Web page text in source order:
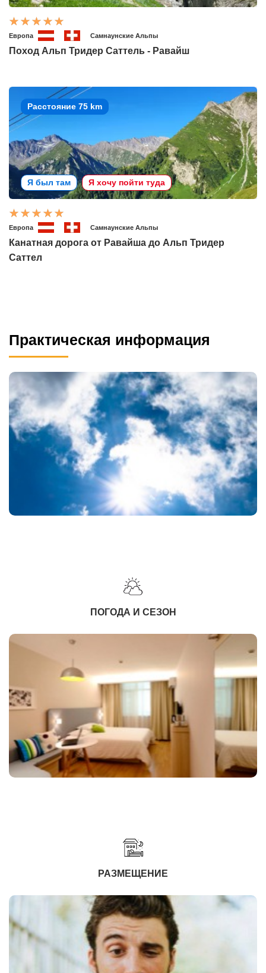
Европа Самнаунские Альпы
Поход Альп Тридер Саттель - Равайш
Расстояние 75 km
Я был там Я хочу пойти туда
Европа Самнаунские Альпы
Канатная дорога от Равайша до Альп Тридер
Саттел
Практическая информация
ПОГОДА И СЕЗОН
РАЗМЕЩЕНИЕ